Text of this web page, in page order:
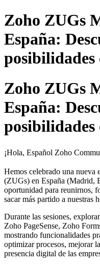
Zoho ZUGs
España:
posibilidades
Zoho ZUGs
España:
posibilidades
¡Hola, Español Zoho
Hemos celebrado una
(ZUGs) en España (Madrid,
oportunidad para reunirnos,
sacar más partido a nuestras
Durante las sesiones,
Zoho PageSense, Zoho
mostrando funcionalidades
optimizar procesos, mejorar
presencia digital de las